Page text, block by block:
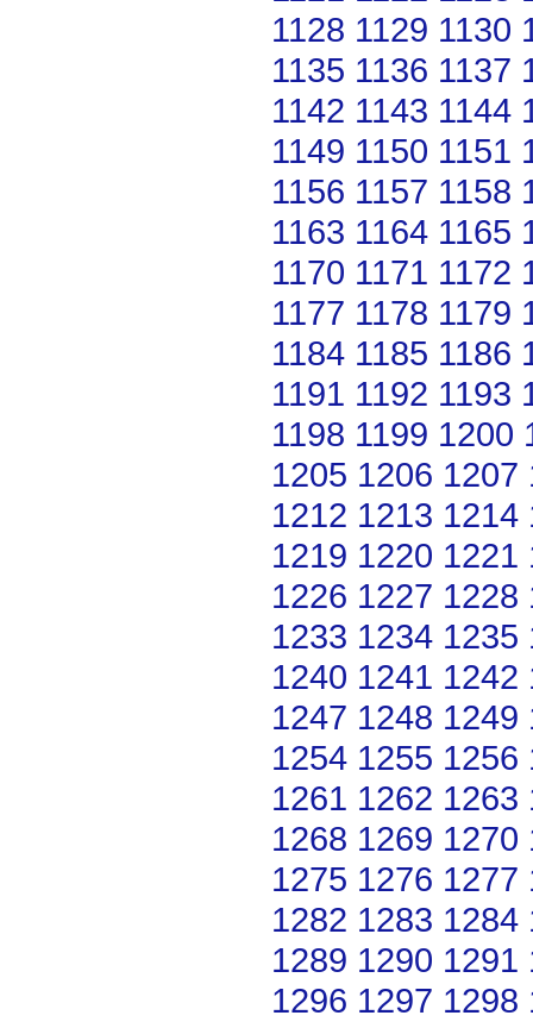
1128 1129 1130
1135 1136 1137
1142 1143 1144
1149 1150 1151
1156 1157 1158
1163 1164 1165
1170 1171 1172
1177 1178 1179
1184 1185 1186
1191 1192 1193
1198 1199 1200
1205 1206 1207
1212 1213 1214
1219 1220 1221
1226 1227 1228
1233 1234 1235
1240 1241 1242
1247 1248 1249
1254 1255 1256
1261 1262 1263
1268 1269 1270
1275 1276 1277
1282 1283 1284
1289 1290 1291
1296 1297 1298